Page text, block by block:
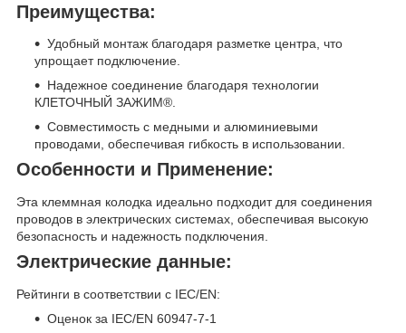
Преимущества:
Удобный монтаж благодаря разметке центра, что
упрощает подключение.
Надежное соединение благодаря технологии
КЛЕТОЧНЫЙ ЗАЖИМ®.
Совместимость с медными и алюминиевыми
проводами, обеспечивая гибкость в использовании.
Особенности и Применение:
Эта клеммная колодка идеально подходит для соединения
проводов в электрических системах, обеспечивая высокую
безопасность и надежность подключения.
Электрические данные:
Рейтинги в соответствии с IEC/EN:
Оценок за IEC/EN 60947-7-1